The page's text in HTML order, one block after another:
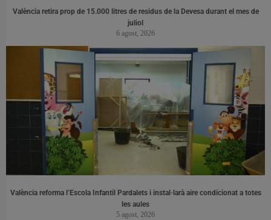
València retira prop de 15.000 litres de residus de la Devesa durant el mes de
juliol
6 agost, 2026
València reforma l’Escola Infantil Pardalets i instal·larà aire condicionat a totes
les aules
5 agost, 2026